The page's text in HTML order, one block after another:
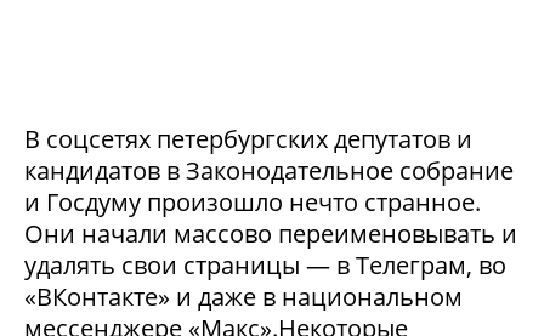
В соцсетях петербургских депутатов и
кандидатов в Законодательное собрание
и Госдуму произошло нечто странное.
Они начали массово переименовывать и
удалять свои страницы — в Телеграм, во
«ВКонтакте» и даже в национальном
мессенджере «Макс».Некоторые